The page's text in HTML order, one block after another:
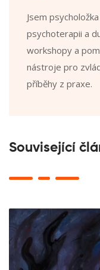
Jsem
psychoterapii a
workshopy a
nástroje pro
příběhy z praxe.
Související